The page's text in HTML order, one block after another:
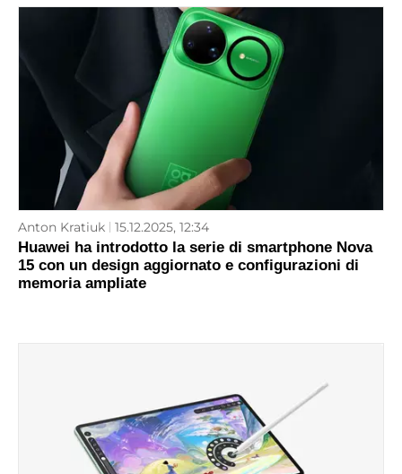
Anton Kratiuk 15.12.2025, 12:34
Huawei ha introdotto la serie di smartphone Nova
15 con un design aggiornato e configurazioni di
memoria ampliate